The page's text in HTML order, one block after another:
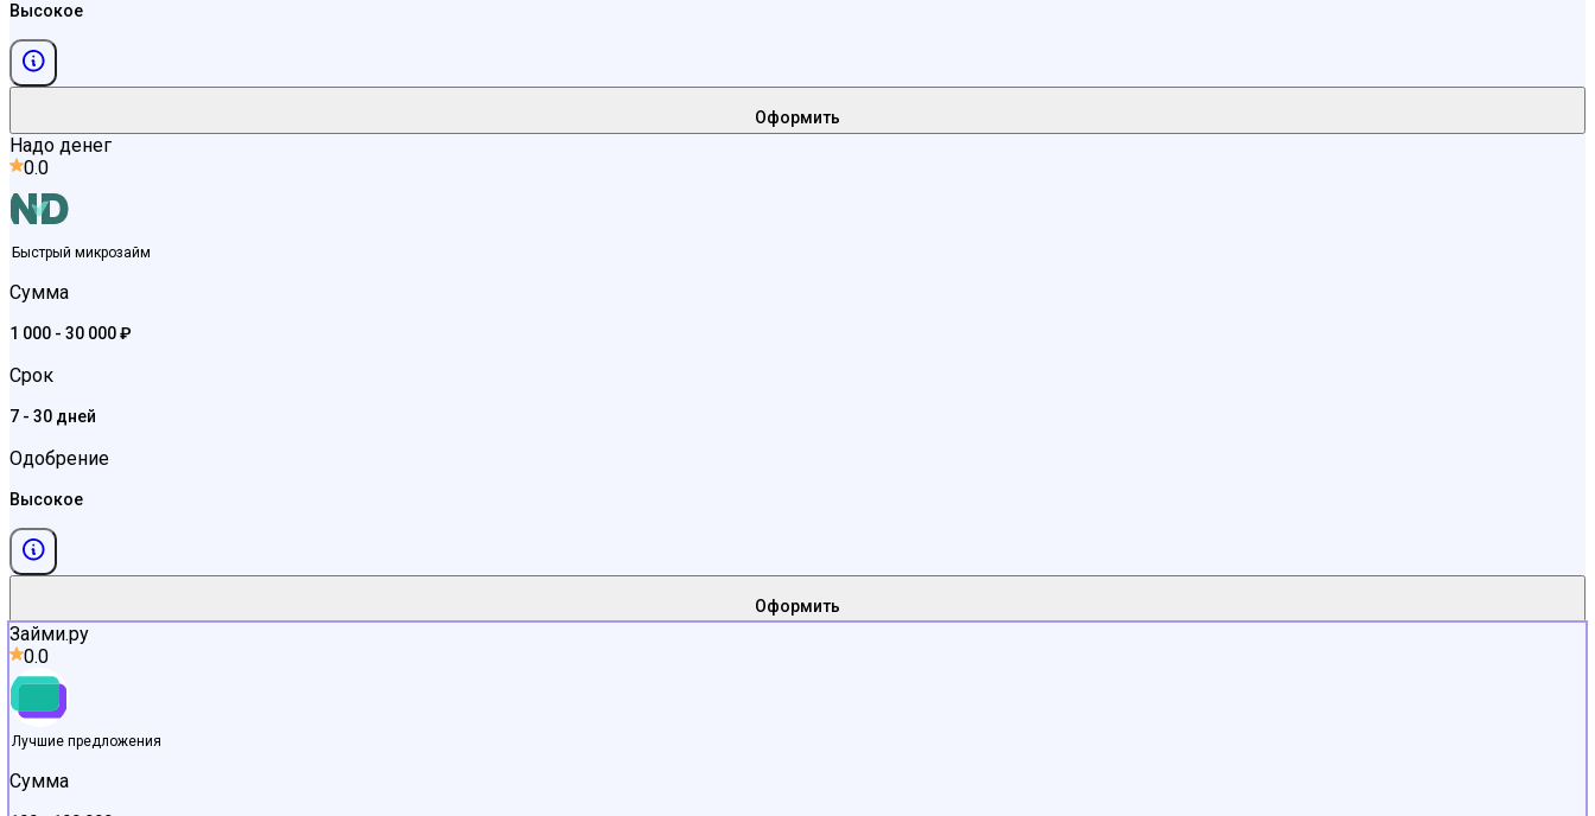
Высокое
Оформить
Надо денег
0.0
Быстрый микрозайм
Сумма
1 000 - 30 000 ₽
Срок
7 - 30 дней
Одобрение
Высокое
Оформить
Займи.ру
0.0
Лучшие предложения
Сумма